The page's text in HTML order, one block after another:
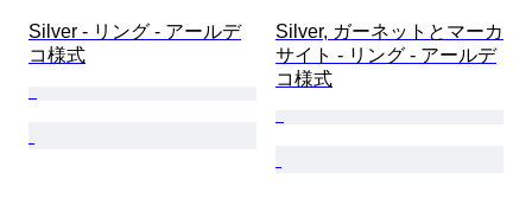
Silver - リング - アールデ
コ様式
Silver, ガーネットとマーカ
サイト - リング - アールデ
コ様式